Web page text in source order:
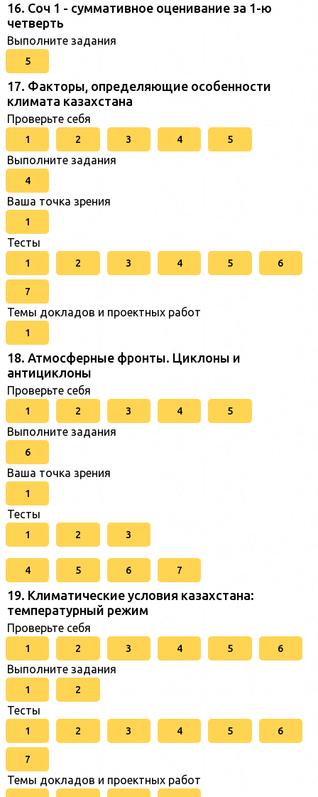
16. Соч 1 - суммативное оценивание за 1-ю
четверть
Выполните задания
5
17. Факторы, определяющие особенности
климата казахстана
Проверьте себя
1 2 3 4 5
Выполните задания
4
Ваша точка зрения
1
Тесты
1 2 3 4 5 6
7
Темы докладов и проектных работ
1
18. Атмосферные фронты. Циклоны и
антициклоны
Проверьте себя
1 2 3 4 5
Выполните задания
6
Ваша точка зрения
1
Тесты
1 2 3
4 5 6 7
19. Климатические условия казахстана:
температурный режим
Проверьте себя
1 2 3 4 5 6
Выполните задания
1 2
Тесты
1 2 3 4 5 6
7
Темы докладов и проектных работ